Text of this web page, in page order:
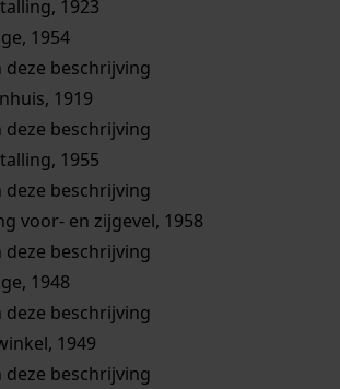
1923
1954
deze beschrijving
1919
deze beschrijving
1955
deze beschrijving
voor- en zijgevel, 1958
deze beschrijving
1948
deze beschrijving
1949
deze beschrijving